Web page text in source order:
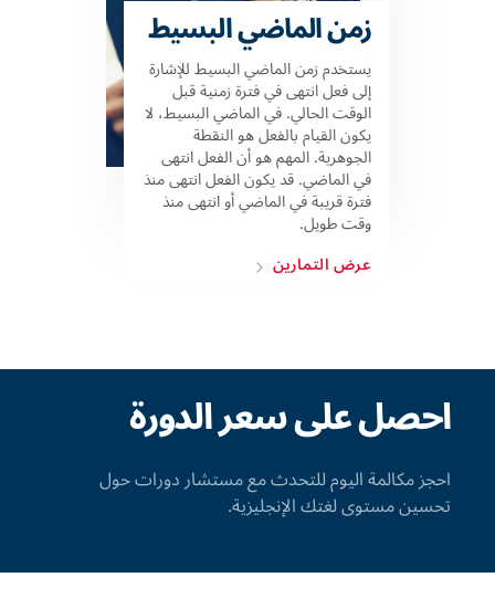
زمن الماضي البسيط
يستخدم زمن الماضي البسيط للإشارة
إلى فعل انتهى في فترة زمنية قبل
الوقت الحالي. في الماضي البسيط، لا
يكون القيام بالفعل هو النقطة
الجوهرية. المهم هو أن الفعل انتهى
في الماضي. قد يكون الفعل انتهى منذ
فترة قريبة في الماضي أو انتهى منذ
وقت طويل.
عرض التمارين
احصل على سعر الدورة
احجز مكالمة اليوم للتحدث مع مستشار دورات حول
تحسين مستوى لغتك الإنجليزية.